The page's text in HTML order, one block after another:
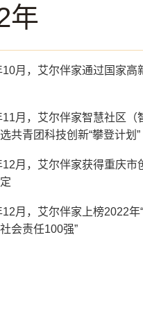
年
月，艾尔伴家通过国家高
月，艾尔伴家智慧社区（
共青团科技创新“攀登计划”
月，艾尔伴家获得重庆市
12月，艾尔伴家上榜2022年
会责任100强”